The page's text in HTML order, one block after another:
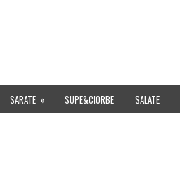
SARATE » SUPE&CIORBE SALATE